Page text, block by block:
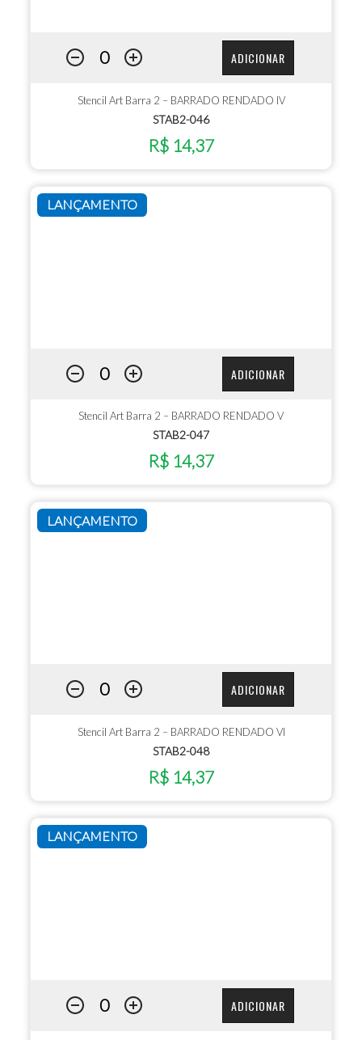
ADICIONAR
Stencil Art Barra 2 – BARRADO RENDADO IV
STAB2-046
R$ 14,37
LANÇAMENTO
ADICIONAR
Stencil Art Barra 2 – BARRADO RENDADO V
STAB2-047
R$ 14,37
LANÇAMENTO
ADICIONAR
Stencil Art Barra 2 – BARRADO RENDADO VI
STAB2-048
R$ 14,37
LANÇAMENTO
ADICIONAR